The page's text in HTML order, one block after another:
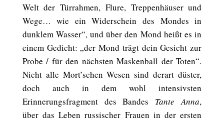
Welt der Türrahmen, Flure, Treppenhäuser und
Wege… wie ein Widerschein des Mondes in
dunklem Wasser“, und über den Mond heißt es in
einem Gedicht: „der Mond trägt dein Gesicht zur
Probe / für den nächsten Maskenball der Toten“.
Nicht alle Mort’schen Wesen sind derart düster,
doch auch in dem wohl intensivsten
Erinnerungsfragment des Bandes Tante Anna,
über das Leben russischer Frauen in der ersten